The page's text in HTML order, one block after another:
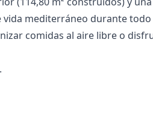
mediterráneo durante todo
comidas al aire libre o